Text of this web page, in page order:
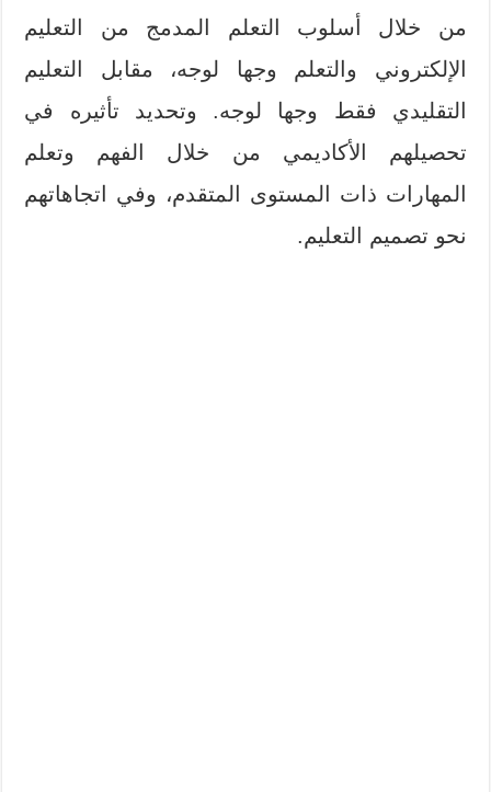
من خلال أسلوب التعلم المدمج من التعلیم
الإلكتروني والتعلم وجها لوجه، مقابل التعليم
التقليدي فقط وجها لوجه. وتحدید تأثیره في
تحصيلهم الأكادیمي من خلال الفهم وتعلم
المهارات ذات المستوى المتقدم، وفي اتجاهاتهم
نحو تصمیم التعلیم.